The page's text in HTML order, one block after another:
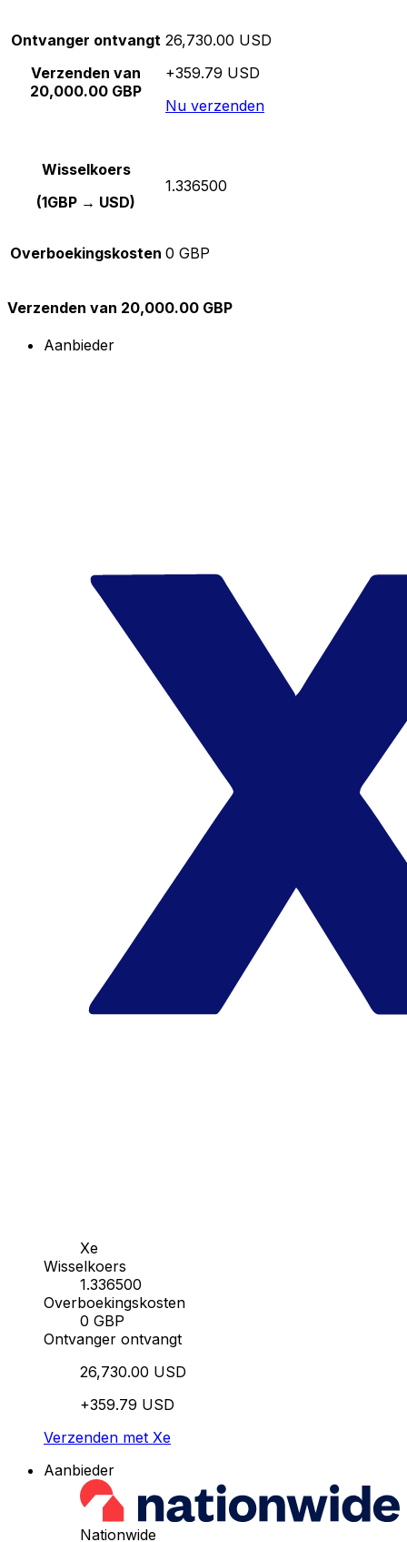
Ontvanger ontvangt
Verzenden van
20,000.00 GBP
26,730.00 USD
+359.79 USD
Nu verzenden
Wisselkoers
(1GBP → USD)
1.336500
Overboekingskosten 0 GBP
Verzenden van 20,000.00 GBP
Aanbieder
Xe
Wisselkoers
1.336500
Overboekingskosten
0 GBP
Ontvanger ontvangt
26,730.00 USD
+359.79 USD
Verzenden met Xe
Aanbieder
Nationwide